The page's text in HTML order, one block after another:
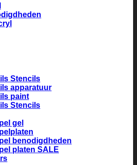
Stencils
apparatuur
paint
Stencils
gel
benodigdheden
platen SALE